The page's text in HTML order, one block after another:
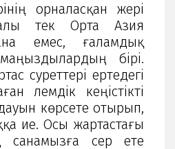
орналасқан жері
тек Орта Азия
емес, ғаламдық
бірі.
суреттері ертедегі
әлемдік кеңістікті
көрсете отырып,
ие. Осы жартастағы
санамызға әсер ете